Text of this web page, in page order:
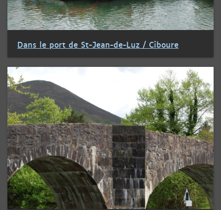
Dans le port de St-Jean-de-Luz / Ciboure